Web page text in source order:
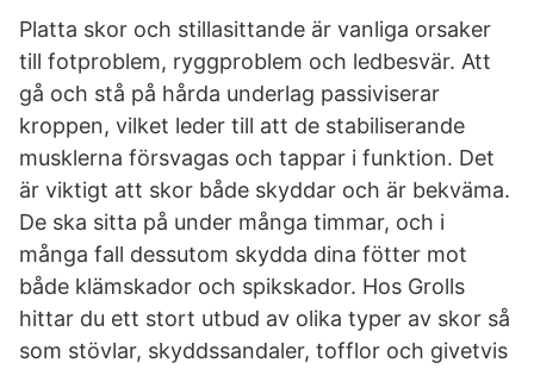
Platta skor och stillasittande är vanliga orsaker
till fotproblem, ryggproblem och ledbesvär. Att
gå och stå på hårda underlag passiviserar
kroppen, vilket leder till att de stabiliserande
musklerna försvagas och tappar i funktion. Det
är viktigt att skor både skyddar och är bekväma.
De ska sitta på under många timmar, och i
många fall dessutom skydda dina fötter mot
både klämskador och spikskador. Hos Grolls
hittar du ett stort utbud av olika typer av skor så
som stövlar, skyddssandaler, tofflor och givetvis